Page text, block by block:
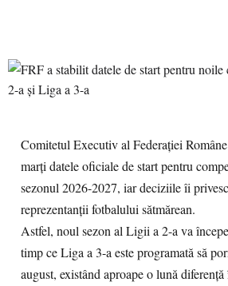
Comitetul Executiv al Federației
marți datele oficiale de start pentru
sezonul 2026-2027, iar deciziile îi
reprezentanții fotbalului sătmărean.
Astfel, noul sezon al Ligii a 2-a va
timp ce Liga a 3-a este programată să
august, existând aproape o lună